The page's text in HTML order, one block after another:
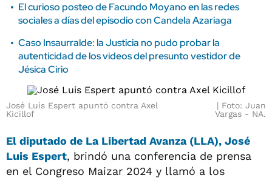
El curioso posteo de Facundo Moyano en las redes
sociales a días del episodio con Candela Azariaga
Caso Insaurralde: la Justicia no pudo probar la
autenticidad de los videos del presunto vestidor de
Jésica Cirio
José Luis Espert apuntó contra Axel
Kicillof
Foto: Juan
Vargas - NA.
El diputado de La Libertad Avanza (LLA), José
Luis Espert, brindó una conferencia de prensa
en el Congreso Maizar 2024 y llamó a los